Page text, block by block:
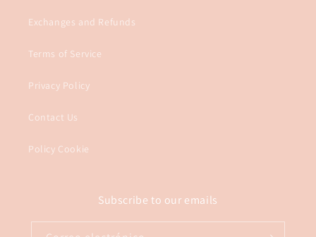
Exchanges and Refunds
Terms of Service
Privacy Policy
Contact Us
Policy Cookie
Subscribe to our emails